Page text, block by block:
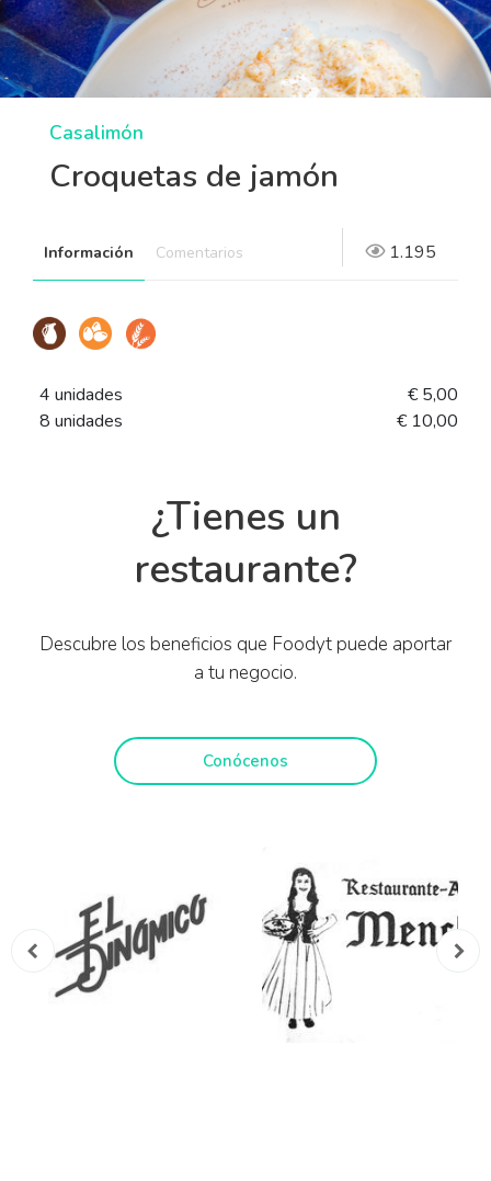
Casalimón
Croquetas de jamón
Información Comentarios 1.195
4 unidades
€ 5,00
8 unidades
€ 10,00
¿Tienes un
restaurante?
Descubre los beneficios que Foodyt puede aportar
a tu negocio.
Conócenos